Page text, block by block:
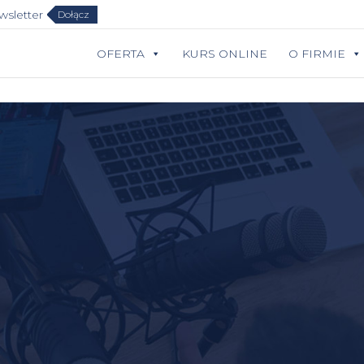
Dołącz
OFERTA KURS ONLINE O FIRMIE